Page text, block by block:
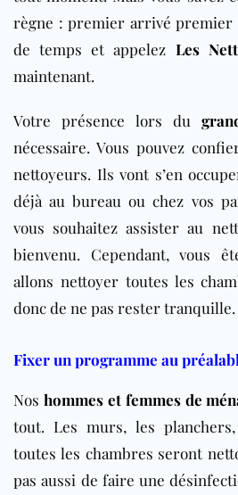
règne : premier arrivé premier
de temps et appelez Les
maintenant.
Votre présence lors du
nécessaire. Vous pouvez
nettoyeurs. Ils vont s’en
déjà au bureau ou chez vos
vous souhaitez assister au
bienvenu. Cependant, vous
allons nettoyer toutes les
donc de ne pas rester tranquille.
Fixer un programme au
Nos hommes et femmes de
tout. Les murs, les planchers,
toutes les chambres seront
pas aussi de faire une